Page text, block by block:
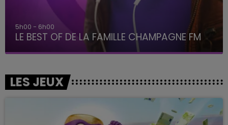
5h00 - 6h00
LE BEST OF DE LA FAMILLE CHAMPAGNE FM
LES JEUX